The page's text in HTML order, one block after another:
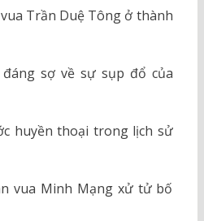
Trần Duệ Tông ở thành
sợ về sự sụp đổ của
huyền thoại trong lịch sử
vua Minh Mạng xử tử bố